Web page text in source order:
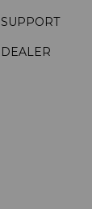
SUPPORT
DEALER